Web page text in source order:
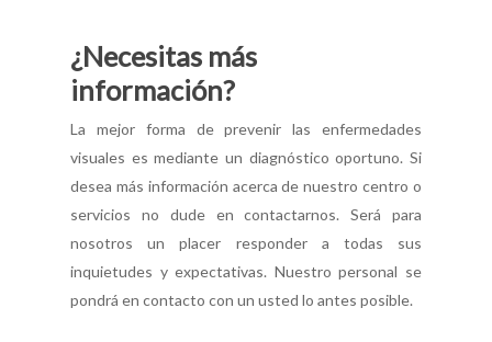
¿Necesitas más
información?
La mejor forma de prevenir las enfermedades
visuales es mediante un diagnóstico oportuno. Si
desea más información acerca de nuestro centro o
servicios no dude en contactarnos. Será para
nosotros un placer responder a todas sus
inquietudes y expectativas. Nuestro personal se
pondrá en contacto con un usted lo antes posible.